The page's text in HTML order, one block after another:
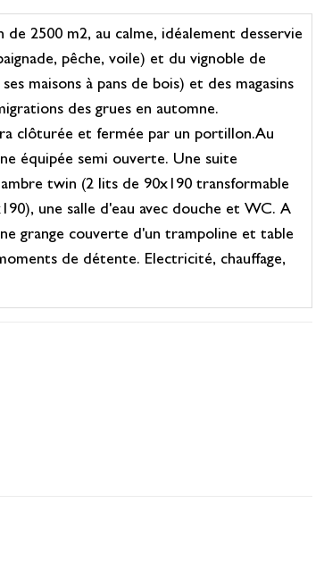
2500 m2, au calme, idéalement desservie
pêche, voile) et du vignoble de
maisons à pans de bois) et des magasins
des grues en automne.
clôturée et fermée par un portillon.Au
équipée semi ouverte. Une suite
twin (2 lits de 90x190 transformable
une salle d'eau avec douche et WC. A
grange couverte d'un trampoline et table
de détente. Electricité, chauffage,